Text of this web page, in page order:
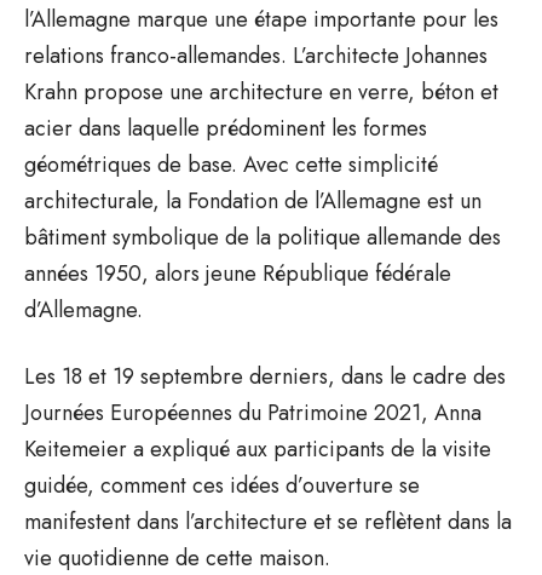
l’Allemagne marque une étape importante pour les
relations franco-allemandes. L’architecte Johannes
Krahn propose une architecture en verre, béton et
acier dans laquelle prédominent les formes
géométriques de base. Avec cette simplicité
architecturale, la Fondation de l’Allemagne est un
bâtiment symbolique de la politique allemande des
années 1950, alors jeune République fédérale
d’Allemagne.
Les 18 et 19 septembre derniers, dans le cadre des
Journées Européennes du Patrimoine 2021, Anna
Keitemeier a expliqué aux participants de la visite
guidée, comment ces idées d’ouverture se
manifestent dans l’architecture et se reflètent dans la
vie quotidienne de cette maison.